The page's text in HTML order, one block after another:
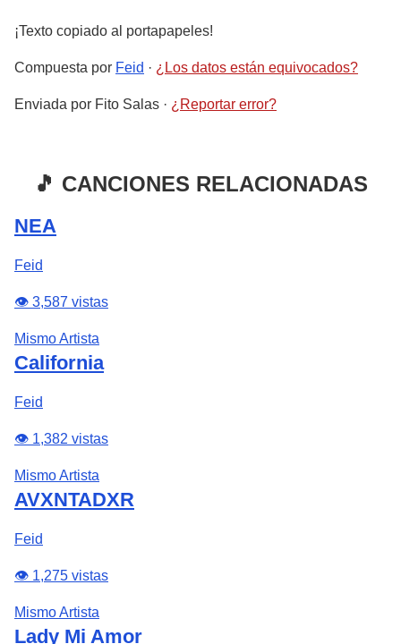
¡Texto copiado al portapapeles!
Compuesta por Feid · ¿Los datos están equivocados?
Enviada por Fito Salas · ¿Reportar error?
🎵 CANCIONES RELACIONADAS
NEA
Feid
👁️ 3,587 vistas
Mismo Artista
California
Feid
👁️ 1,382 vistas
Mismo Artista
AVXNTADXR
Feid
👁️ 1,275 vistas
Mismo Artista
Lady Mi Amor